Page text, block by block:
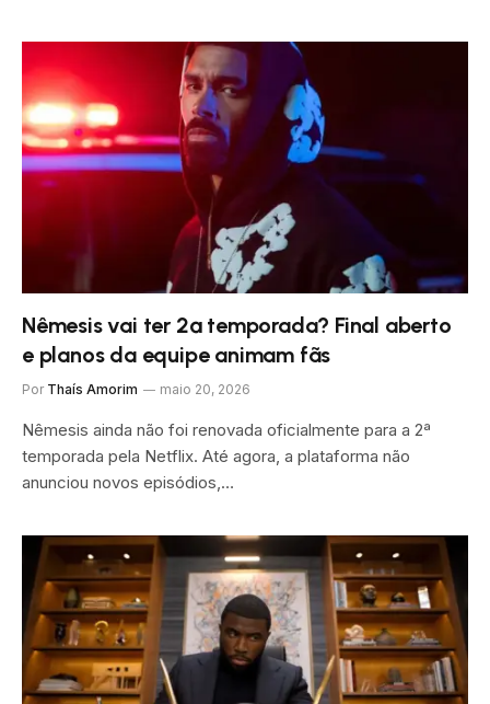
Nêmesis vai ter 2ª temporada? Final aberto
e planos da equipe animam fãs
Por Thaís Amorim maio 20, 2026
Nêmesis ainda não foi renovada oficialmente para a 2ª
temporada pela Netflix. Até agora, a plataforma não
anunciou novos episódios,…